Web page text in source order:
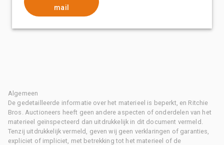
mail
Algemeen
De gedetailleerde informatie over het materieel is beperkt, en Ritchie
Bros. Auctioneers heeft geen andere aspecten of onderdelen van het
materieel geïnspecteerd dan uitdrukkelijk in dit document vermeld.
Tenzij uitdrukkelijk vermeld, geven wij geen verklaringen of garanties,
expliciet of impliciet, met betrekking tot het materieel of de